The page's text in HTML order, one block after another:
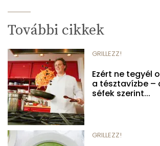
További cikkek
GRILLEZZ!
Ezért ne tegyél
a tésztavízbe –
séfek szerint...
GRILLEZZ!